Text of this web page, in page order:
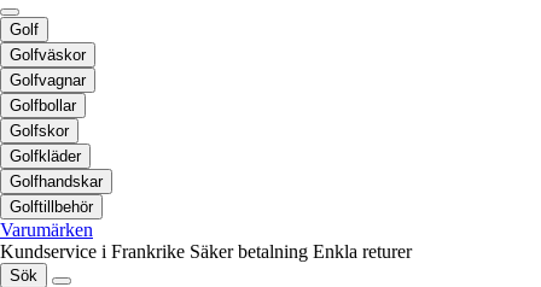
Golf
Golfväskor
Golfvagnar
Golfbollar
Golfskor
Golfkläder
Golfhandskar
Golftillbehör
Varumärken
Kundservice i Frankrike Säker betalning Enkla returer
Sök